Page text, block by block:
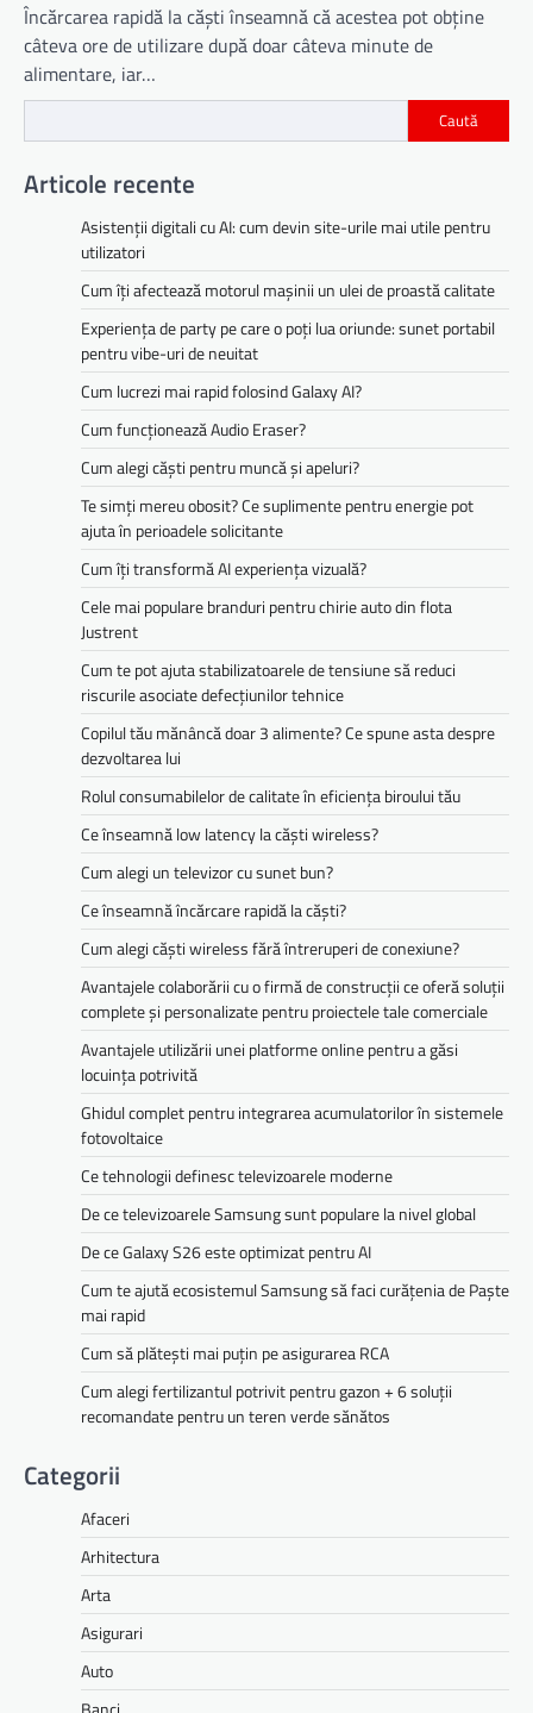
Încărcarea rapidă la căști înseamnă că acestea pot obține
câteva ore de utilizare după doar câteva minute de
alimentare, iar…
Caută
Articole recente
Asistenții digitali cu AI: cum devin site-urile mai utile pentru
utilizatori
Cum îți afectează motorul mașinii un ulei de proastă calitate
Experiența de party pe care o poți lua oriunde: sunet portabil
pentru vibe-uri de neuitat
Cum lucrezi mai rapid folosind Galaxy AI?
Cum funcționează Audio Eraser?
Cum alegi căști pentru muncă și apeluri?
Te simți mereu obosit? Ce suplimente pentru energie pot
ajuta în perioadele solicitante
Cum îți transformă AI experiența vizuală?
Cele mai populare branduri pentru chirie auto din flota
Justrent
Cum te pot ajuta stabilizatoarele de tensiune să reduci
riscurile asociate defecțiunilor tehnice
Copilul tău mănâncă doar 3 alimente? Ce spune asta despre
dezvoltarea lui
Rolul consumabilelor de calitate în eficiența biroului tău
Ce înseamnă low latency la căști wireless?
Cum alegi un televizor cu sunet bun?
Ce înseamnă încărcare rapidă la căști?
Cum alegi căști wireless fără întreruperi de conexiune?
Avantajele colaborării cu o firmă de construcții ce oferă soluții
complete și personalizate pentru proiectele tale comerciale
Avantajele utilizării unei platforme online pentru a găsi
locuința potrivită
Ghidul complet pentru integrarea acumulatorilor în sistemele
fotovoltaice
Ce tehnologii definesc televizoarele moderne
De ce televizoarele Samsung sunt populare la nivel global
De ce Galaxy S26 este optimizat pentru AI
Cum te ajută ecosistemul Samsung să faci curățenia de Paște
mai rapid
Cum să plătești mai puțin pe asigurarea RCA
Cum alegi fertilizantul potrivit pentru gazon + 6 soluții
recomandate pentru un teren verde sănătos
Categorii
Afaceri
Arhitectura
Arta
Asigurari
Auto